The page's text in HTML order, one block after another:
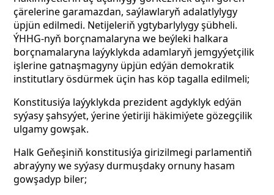
çärelerine garamazdan, saýlawlaryň adalatlylygy
üpjün edilmedi. Netijeleriň ygtybarlylygy şübheli.
ÝHHG-nyň borçnamalaryna we beýleki halkara
borçnamalaryna laýyklykda adamlaryň jemgyýetçilik
işlerine gatnaşmagyny üpjün edýän demokratik
institutlary ösdürmek üçin has köp tagalla edilmeli;
Konstitusiýa laýyklykda prezident agdyklyk edýän
syýasy şahsyýet, ýerine ýetiriji häkimiýete gözegçilik
ulgamy gowşak.
Halk Geňeşiniň konstitusiýa girizilmegi parlamentiň
abraýyny we syýasy durmuşdaky ornuny hasam
gowşadyp biler;